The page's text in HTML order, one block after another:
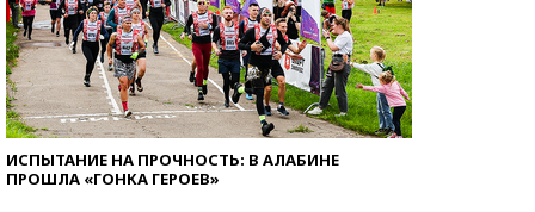
ИСПЫТАНИЕ НА ПРОЧНОСТЬ: В АЛАБИНЕ
ПРОШЛА «ГОНКА ГЕРОЕВ»